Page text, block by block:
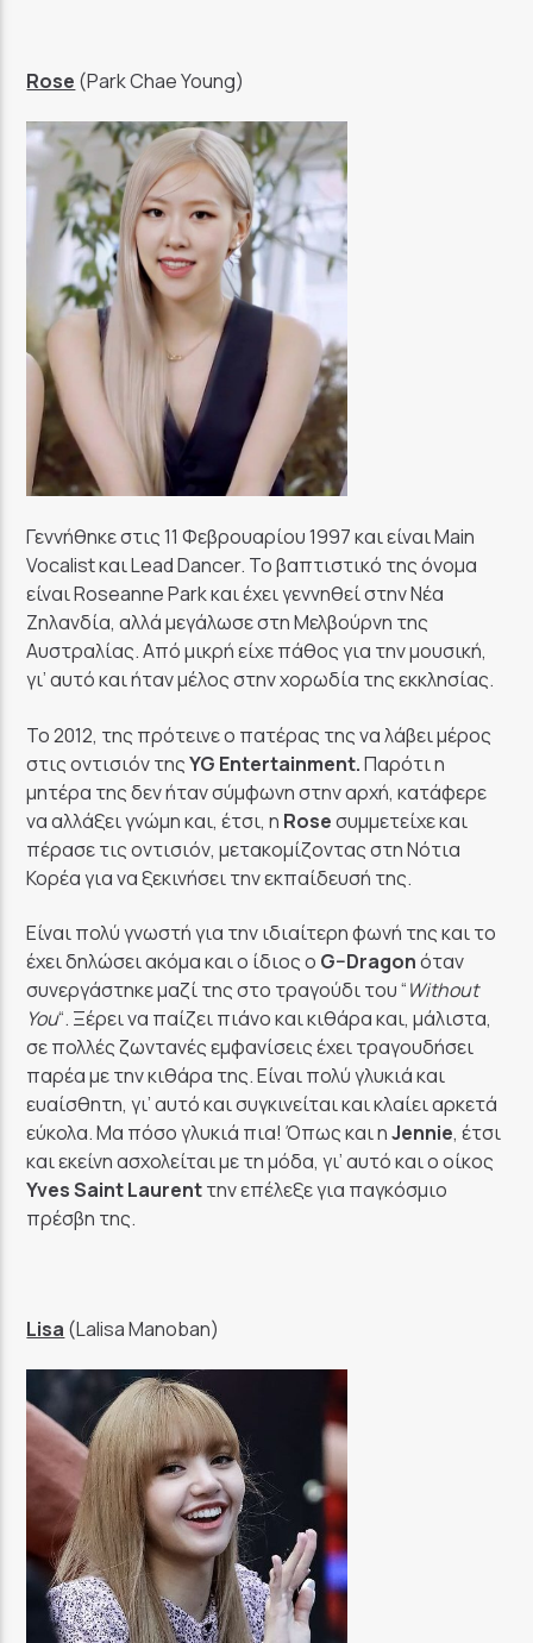
Rose (Park Chae Young)
Γεννήθηκε στις 11 Φεβρουαρίου 1997 και είναι Main
Vocalist και Lead Dancer. Το βαπτιστικό της όνομα
είναι Roseanne Park και έχει γεννηθεί στην Νέα
Ζηλανδία, αλλά μεγάλωσε στη Μελβούρνη της
Αυστραλίας. Από μικρή είχε πάθος για την μουσική,
γι’ αυτό και ήταν μέλος στην χορωδία της εκκλησίας.
Το 2012, της πρότεινε ο πατέρας της να λάβει μέρος
στις οντισιόν τηςYG Entertainment.Παρότι η
μητέρα της δεν ήταν σύμφωνη στην αρχή, κατάφερε
να αλλάξει γνώμη και, έτσι, η Roseσυμμετείχε και
πέρασε τις οντισιόν, μετακομίζοντας στη Νότια
Κορέα για να ξεκινήσει την εκπαίδευσή της.
Είναι πολύ γνωστή για την ιδιαίτερη φωνή της και το
έχει δηλώσει ακόμα και ο ίδιος ο G–Dragonόταν
συνεργάστηκε μαζί της στο τραγούδι του “Without
You“. Ξέρει να παίζει πιάνο και κιθάρα και, μάλιστα,
σε πολλές ζωντανές εμφανίσεις έχει τραγουδήσει
παρέα με την κιθάρα της. Είναι πολύ γλυκιά και
ευαίσθητη, γι’ αυτό και συγκινείται και κλαίει αρκετά
εύκολα. Μα πόσο γλυκιά πια! Όπως και ηJennie, έτσι
και εκείνη ασχολείται με τη μόδα, γι’ αυτό και ο οίκος
Yves Saint Laurentτην επέλεξε για παγκόσμιο
πρέσβη της.
Lisa (Lalisa Manoban)